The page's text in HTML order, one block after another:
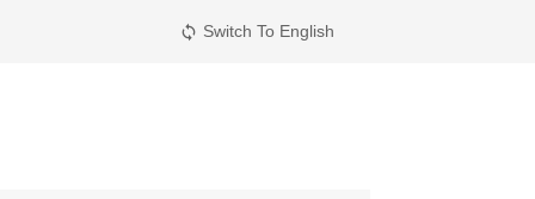
sync Switch To English